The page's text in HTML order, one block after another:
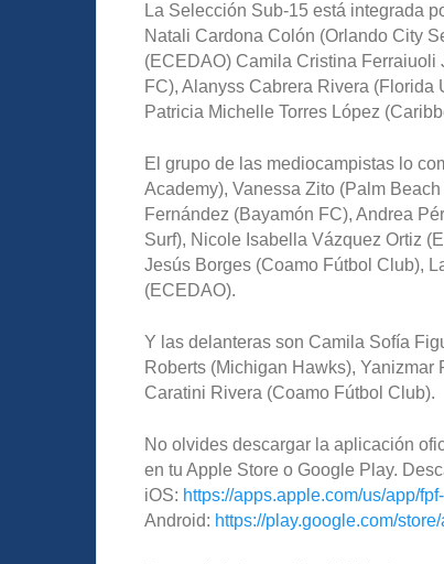
La Selección Sub-15 está integrada
Natali Cardona Colón (Orlando City
(ECEDAO) Camila Cristina Ferraiuoli
FC), Alanyss Cabrera Rivera
Patricia Michelle Torres López
El grupo de las mediocampistas lo
Academy), Vanessa Zito (Palm
Fernández (Bayamón FC), Andrea
Surf), Nicole Isabella Vázquez Ortiz
Jesús Borges (Coamo Fútbol Club),
(ECEDAO).
Y las delanteras son Camila Sofía
Roberts (Michigan Hawks),
Caratini Rivera (Coamo Fútbol Club).
No olvides descargar la aplicación
en tu Apple Store o Google Play.
iOS: https://apps.apple.com/us/app/
Android: https://play.google.com/